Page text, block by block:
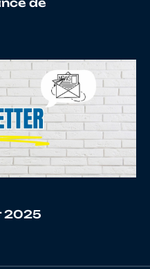
GAUVIN Camille
DELOIRE Siloé
de
2025